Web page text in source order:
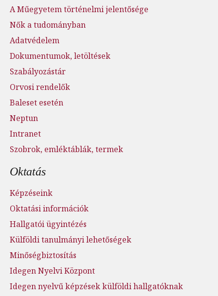
A Műegyetem történelmi jelentősége
Nők a tudományban
Adatvédelem
Dokumentumok, letöltések
Szabályozástár
Orvosi rendelők
Baleset esetén
Neptun
Intranet
Szobrok, emléktáblák, termek
Oktatás
Képzéseink
Oktatási információk
Hallgatói ügyintézés
Külföldi tanulmányi lehetőségek
Minőségbiztosítás
Idegen Nyelvi Központ
Idegen nyelvű képzések külföldi hallgatóknak